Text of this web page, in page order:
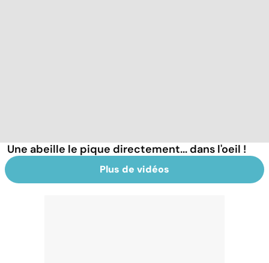
Une abeille le pique directement... dans l'oeil !
Plus de vidéos